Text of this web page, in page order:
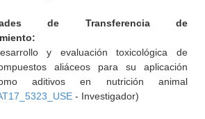
de Transferencia de
y evaluación toxicológica de
aliáceos para su aplicación
aditivos en nutrición animal
- Investigador)